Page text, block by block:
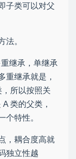
子类可以对父
法。
继承，单继承
重继承就是，
所以按照关
类的父类，
个特性。
，耦合度高就
独立性越